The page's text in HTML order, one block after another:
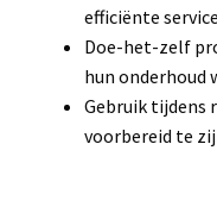
efficiënte
Doe-het-zelf
hun onderhoud
Gebruik tijdens
voorbereid te